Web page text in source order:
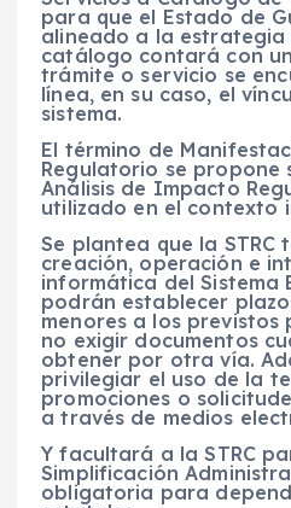
para que el Estado de
alineado a la estrategia
catálogo contará con
trámite o servicio se
línea, en su caso, el
sistema.
El término de
Regulatorio se propone
Análisis de Impacto
utilizado en el contexto
Se plantea que la
creación, operación e
informática del Sistema
podrán establecer
menores a los
no exigir documentos
obtener por otra vía.
privilegiar el uso de la
promociones o
a través de medios
Y facultará a la STRC
Simplificación
obligatoria para